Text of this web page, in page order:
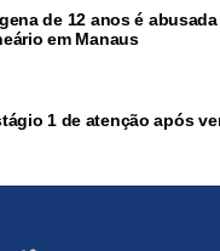
de 12 anos é
em Manaus
1 de atenção após